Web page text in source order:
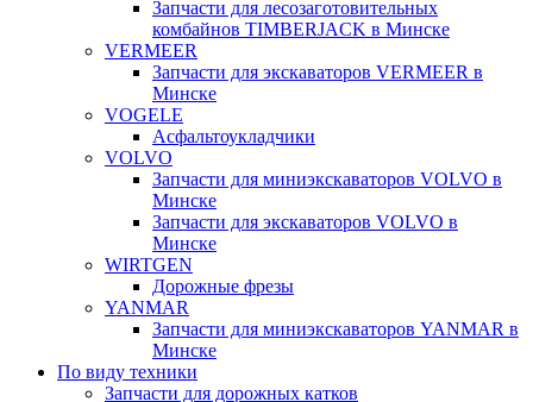
Запчасти для лесозаготовительных
комбайнов TIMBERJACK в Минске
VERMEER
Запчасти для экскаваторов VERMEER в
Минске
VOGELE
Асфальтоукладчики
VOLVO
Запчасти для миниэкскаваторов VOLVO в
Минске
Запчасти для экскаваторов VOLVO в
Минске
WIRTGEN
Дорожные фрезы
YANMAR
Запчасти для миниэкскаваторов YANMAR в
Минске
По виду техники
Запчасти для дорожных катков